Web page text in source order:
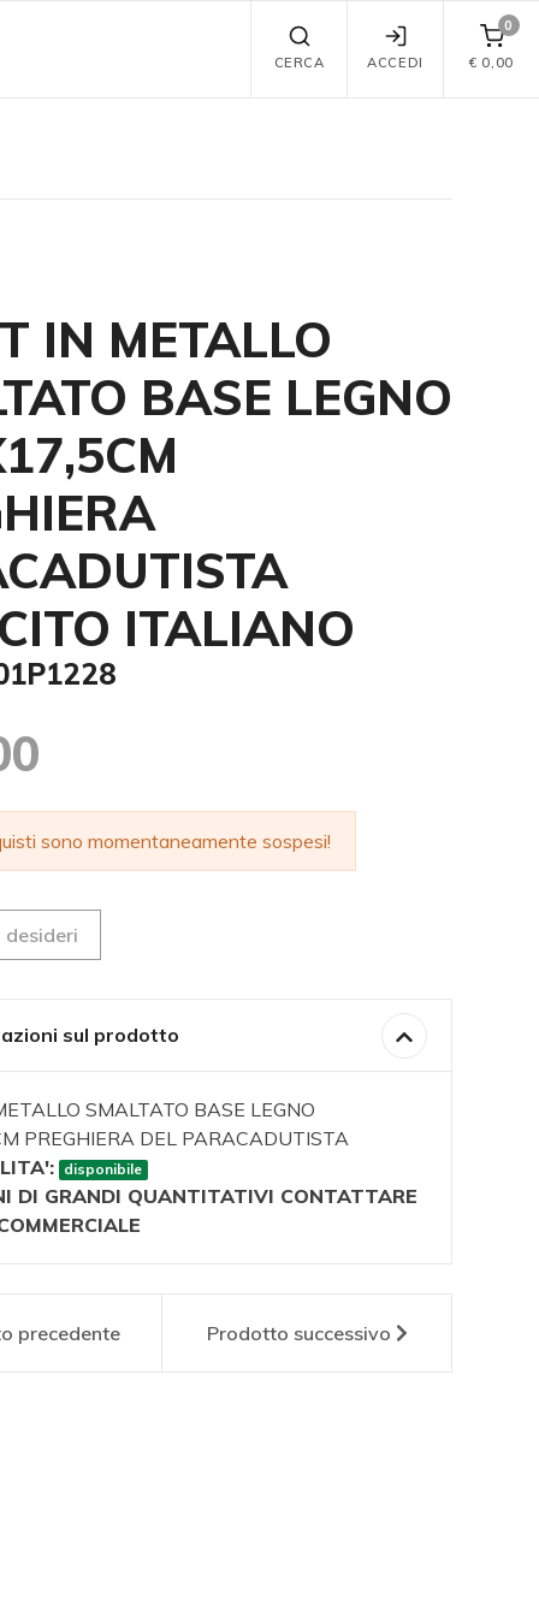
CERCA ACCEDI
0
€ 0,00
IN METALLO
BASE LEGNO
ITALIANO
sono momentaneamente sospesi!
desideri
sul prodotto
SMALTATO BASE LEGNO
PREGHIERA DEL PARACADUTISTA
disponibile
DI GRANDI QUANTITATIVI CONTATTARE
precedente Prodotto successivo